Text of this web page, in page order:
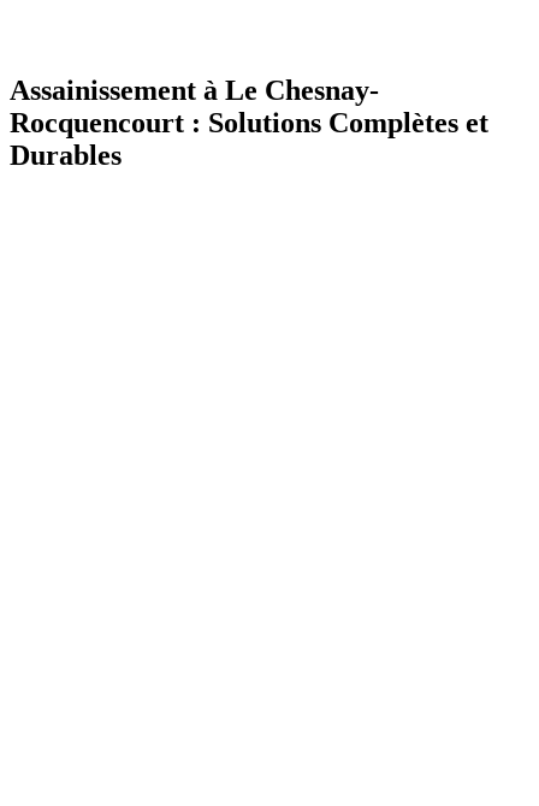
Assainissement à Le Chesnay-
Rocquencourt : Solutions Complètes et
Durables